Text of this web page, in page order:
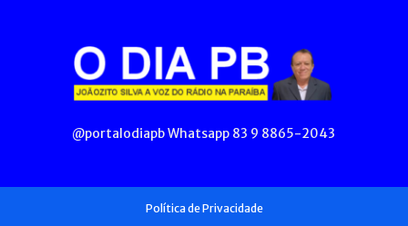
@portalodiapb Whatsapp 83 9 8865-2043
Política de Privacidade